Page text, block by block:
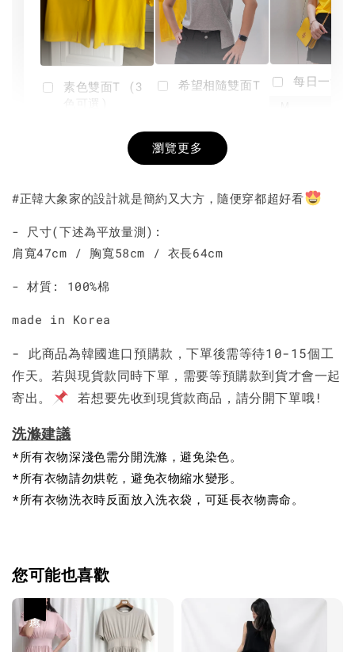
素色雙面T (3
+
希望相隨雙面T
NT$ 190
-
每日一笑
瀏覽更多
#正韓大象家的設計就是簡約又大方，隨便穿都超好看
- 尺寸(下述為平放量測):
肩寬47cm / 胸寬58cm / 衣長64cm
- 材質: 100%棉
made in Korea
- 此商品為韓國進口預購款，下單後需等待10-15個工
作天。若與現貨款同時下單，需要等預購款到貨才會一起
寄出。
若想要先收到現貨款商品，請分開下單哦!
洗滌建議
*所有衣物深淺色需分開洗滌，避免染色。
*所有衣物請勿烘乾，避免衣物縮水變形。
*所有衣物洗衣時反面放入洗衣袋，可延長衣物壽命。
您可能也喜歡